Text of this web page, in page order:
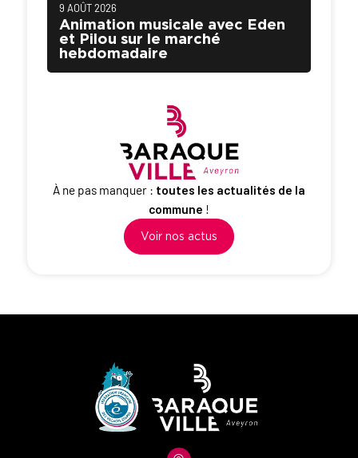
9 AOÛT 2026
Animation musicale avec Eden
et Pilou sur le marché
hebdomadaire
À ne pas manquer : toutes les actualités de la
commune !
Voir nos actus